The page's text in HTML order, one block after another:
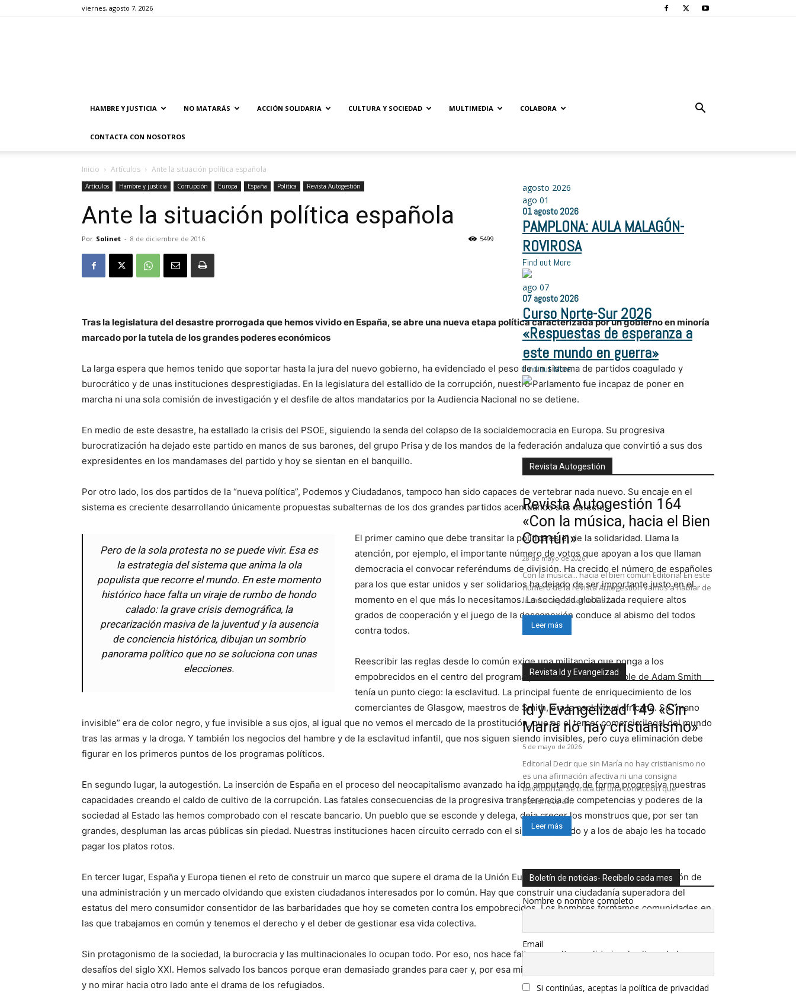
viernes, agosto 7, 2026
HAMBRE Y JUSTICIA NO MATARÁS ACCIÓN SOLIDARIA CULTURA Y SOCIEDAD MULTIMEDIA COLABORA
CONTACTA CON NOSOTROS
Inicio Artículos Ante la situación política española
Artículos Hambre y justicia Corrupción Europa España Política Revista Autogestión
Ante la situación política española
Por Solinet - 8 de diciembre de 2016 5499
Tras la legislatura del desastre prorrogada que hemos vivido en España, se abre una nueva etapa política caracterizada por un gobierno en minoría
marcado por la tutela de los grandes poderes económicos
La larga espera que hemos tenido que soportar hasta la jura del nuevo gobierno, ha evidenciado el peso de un sistema de partidos coagulado y
burocrático y de unas instituciones desprestigiadas. En la legislatura del estallido de la corrupción, nuestro Parlamento fue incapaz de poner en
marcha ni una sola comisión de investigación y el desfile de altos mandatarios por la Audiencia Nacional no se detiene.
En medio de este desastre, ha estallado la crisis del PSOE, siguiendo la senda del colapso de la socialdemocracia en Europa. Su progresiva
burocratización ha dejado este partido en manos de sus barones, del grupo Prisa y de los mandos de la federación andaluza que convirtió a sus dos
expresidentes en los mandamases del partido y hoy se sientan en el banquillo.
Por otro lado, los dos partidos de la “nueva política”, Podemos y Ciudadanos, tampoco han sido capaces de vertebrar nada nuevo. Su encaje en el
sistema es creciente desarrollando únicamente propuestas subalternas de los dos grandes partidos acentuando sus defectos.
Pero de la sola protesta no se puede vivir. Esa es
la estrategia del sistema que anima la ola
populista que recorre el mundo. En este momento
histórico hace falta un viraje de rumbo de hondo
calado: la grave crisis demográfica, la
precarización masiva de la juventud y la ausencia
de conciencia histórica, dibujan un sombrío
panorama político que no se soluciona con unas
elecciones.
El primer camino que debe transitar la política es el de la solidaridad. Llama la
atención, por ejemplo, el importante número de votos que apoyan a los que llaman
democracia el convocar referéndums de división. Ha crecido el número de españoles
para los que estar unidos y ser solidarios ha dejado de ser importante justo en el
momento en el que más lo necesitamos. La sociedad globalizada requiere altos
grados de cooperación y el juego de la desconexión conduce al abismo del todos
contra todos.
Reescribir las reglas desde lo común exige una militancia que ponga a los
empobrecidos en el centro del programa político. La mano invisible de Adam Smith
tenía un punto ciego: la esclavitud. La principal fuente de enriquecimiento de los
comerciantes de Glasgow, maestros de Smith, era la esclavitud africana. Su “mano
invisible” era de color negro, y fue invisible a sus ojos, al igual que no vemos el mercado de la prostitución, que es el tercer comercio ilegal del mundo
tras las armas y la droga. Y también los negocios del hambre y de la esclavitud infantil, que nos siguen siendo invisibles, pero cuya eliminación debe
figurar en los primeros puntos de los programas políticos.
En segundo lugar, la autogestión. La inserción de España en el proceso del neocapitalismo avanzado ha ido amputando de forma progresiva nuestras
capacidades creando el caldo de cultivo de la corrupción. Las fatales consecuencias de la progresiva transferencia de competencias y poderes de la
sociedad al Estado las hemos comprobado con el rescate bancario. Un pueblo que se esconde y delega, deja crecer los monstruos que, por ser tan
grandes, despluman las arcas públicas sin piedad. Nuestras instituciones hacen circuito cerrado con el sistema privado y a los de abajo les ha tocado
pagar los platos rotos.
En tercer lugar, España y Europa tienen el reto de construir un marco que supere el drama de la Unión Europea que se ha convertido en la fusión de
una administración y un mercado olvidando que existen ciudadanos interesados por lo común. Hay que construir una ciudadanía superadora del
estatus del mero consumidor consentidor de las barbaridades que hoy se cometen contra los empobrecidos. Los hombres formamos comunidades en
las que trabajamos en común y tenemos el derecho y el deber de gestionar esa vida colectiva.
Sin protagonismo de la sociedad, la burocracia y las multinacionales lo ocupan todo. Por eso, nos hace falta una cultura solidaria a la altura de los
desafíos del siglo XXI. Hemos salvado los bancos porque eran demasiado grandes para caer y, por esa misma razón podemos ser solidarios con África
y no mirar hacia otro lado ante el drama de los refugiados.
agosto 2026
ago 01
01 agosto 2026
PAMPLONA: AULA MALAGÓN-
ROVIROSA
Find out More
ago 07
07 agosto 2026
Curso Norte-Sur 2026
«Respuestas de esperanza a
este mundo en guerra»
Find out More
Revista Autogestión
Revista Autogestión 164
«Con la música, hacia el Bien
Común»
28 de mayo de 2026
Con la música... hacia el bien común Editorial En este
número de la revista Autogestión vamos a hablar de
la música y el canto. De la...
Leer más
Revista Id y Evangelizad
Id y Evangelizad 149 «Sin
María no hay cristianismo»
5 de mayo de 2026
Editorial Decir que sin María no hay cristianismo no
es una afirmación afectiva ni una consigna
devocional. Se trata de una convicción que
pertenece al...
Leer más
Boletín de noticias- Recíbelo cada mes
Nombre o nombre completo
Email
Si continúas, aceptas la política de privacidad